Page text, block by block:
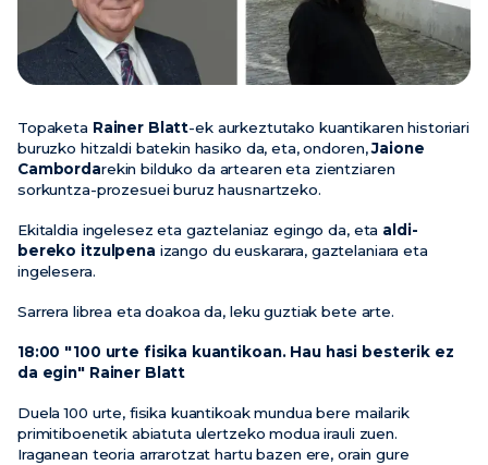
Topaketa Rainer Blatt-ek aurkeztutako kuantikaren historiari
buruzko hitzaldi batekin hasiko da, eta, ondoren,Jaione
Cambordarekin bilduko da artearen eta zientziaren
sorkuntza-prozesuei buruz hausnartzeko.
Ekitaldia ingelesez eta gaztelaniaz egingo da, eta aldi-
bereko itzulpena izango du euskarara, gaztelaniara eta
ingelesera.
Sarrera librea eta doakoa da, leku guztiak bete arte.
18:00 "100 urte fisika kuantikoan. Hau hasi besterik ez
da egin" Rainer Blatt
Duela 100 urte, fisika kuantikoak mundua bere mailarik
primitiboenetik abiatuta ulertzeko modua irauli zuen.
Iraganean teoria arrarotzat hartu bazen ere, orain gure